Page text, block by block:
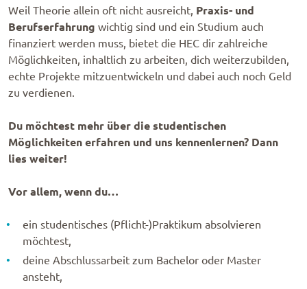
Weil Theorie allein oft nicht ausreicht, Praxis- und
Berufserfahrung wichtig sind und ein Studium auch
finanziert werden muss, bietet die HEC dir zahl­rei­che
Möglich­kei­ten, inhalt­lich zu arbei­ten, dich weiter­zu­bil­den,
echte Projek­te mitzuentwickeln und dabei auch noch Geld
zu verdie­nen.
Du möchtest mehr über die studentischen
Möglichkeiten erfahren und uns kennenlernen? Dann
lies weiter!
Vor allem, wenn du…
ein studentisches (Pflicht-)Praktikum absolvieren
möchtest,
deine Abschlussarbeit zum Bachelor oder Master
ansteht,